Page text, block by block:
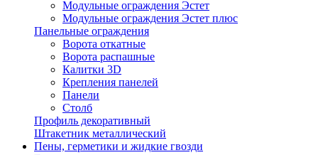
Модульные ограждения Эстет
Модульные ограждения Эстет плюс
Панельные ограждения
Ворота откатные
Ворота распашные
Калитки 3D
Крепления панелей
Панели
Столб
Профиль декоративный
Штакетник металлический
Пены, герметики и жидкие гвозди